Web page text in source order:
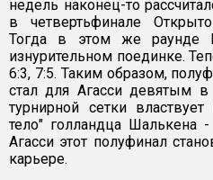
недель наконец-то
в четвертьфинале
Тогда в этом же раунде
изнурительном поединке.
6:3, 7:5. Таким образом,
стал для Агасси девятым
турнирной сетки
тело" голландца Шалькена
Агасси этот полуфинал
карьере.